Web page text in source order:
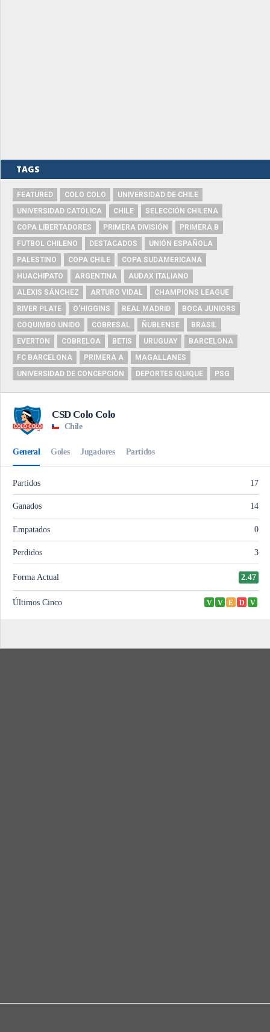
TAGS
FEATURED COLO COLO
UNIVERSIDAD DE CHILE
UNIVERSIDAD CATÓLICA
CHILE
SELECCIÓN CHILENA
COPA LIBERTADORES
PRIMERA DIVISIÓN
PRIMERA B
FUTBOL CHILENO
DESTACADOS
UNIÓN ESPAÑOLA
PALESTINO
COPA CHILE
COPA SUDAMERICANA
HUACHIPATO
ARGENTINA
AUDAX ITALIANO
ALEXIS SÁNCHEZ
ARTURO VIDAL
CHAMPIONS LEAGUE
RIVER PLATE
O'HIGGINS REAL MADRID
BOCA JUNIORS
COQUIMBO UNIDO
COBRESAL ÑUBLENSE
BRASIL
EVERTON
COBRELOA BETIS URUGUAY
BARCELONA
FC BARCELONA
PRIMERA A
MAGALLANES
UNIVERSIDAD DE CONCEPCIÓN
DEPORTES IQUIQUE PSG